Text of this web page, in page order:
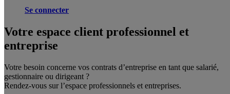
Se connecter
Votre espace client professionnel et
entreprise
Votre besoin concerne vos contrats d’entreprise en tant que salarié,
gestionnaire ou dirigeant ?
Rendez-vous sur l’espace professionnels et entreprises.